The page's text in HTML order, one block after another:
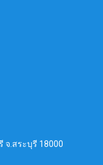
จ.สระบุรี 18000